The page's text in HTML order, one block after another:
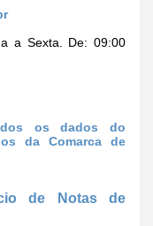
a Sexta. De: 09:00
os dados do
da Comarca de
de Notas de